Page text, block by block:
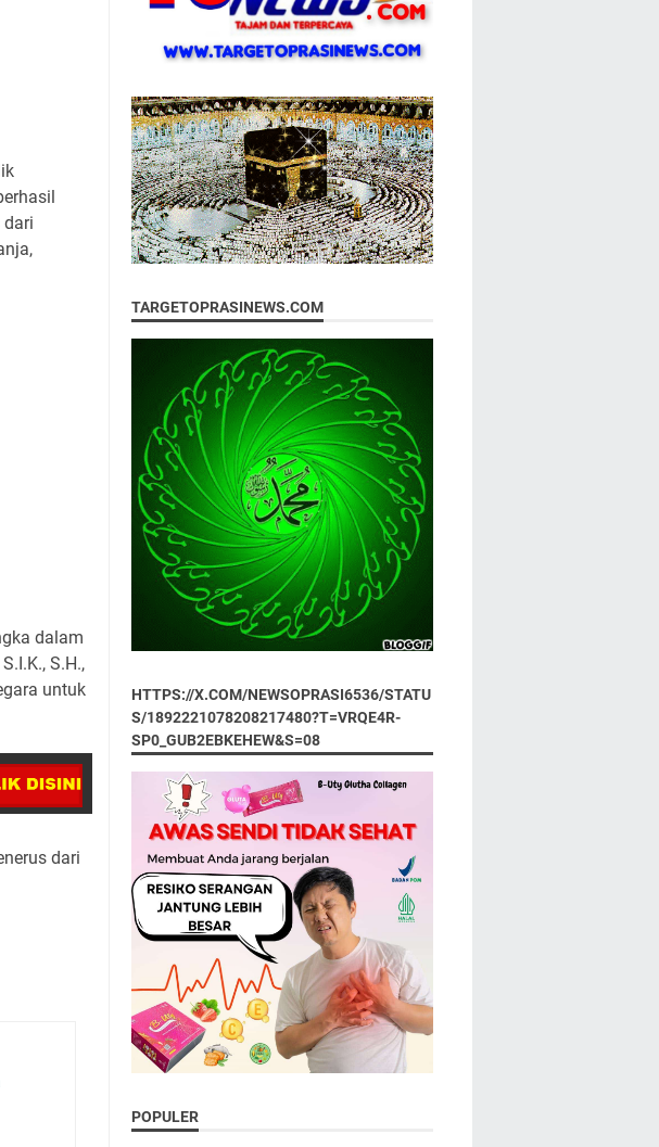
dalam
S.H.,
untuk
dari
TARGETOPRASINEWS.COM
HTTPS://X.COM/NEWSOPRASI6536/STATU
S/1892221078208217480?T=VRQE4R-
SP0_GUB2EBKEHEW&S=08
POPULER